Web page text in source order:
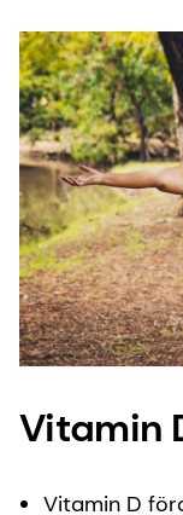
Vitamin
Vitamin D